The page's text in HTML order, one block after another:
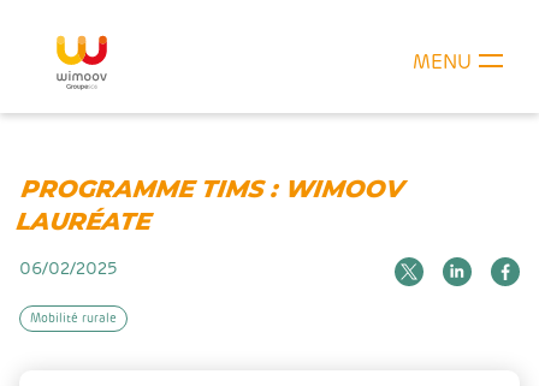
MENU
PROGRAMME TIMS : WIMOOV
LAURÉATE
06/02/2025
Mobilité rurale